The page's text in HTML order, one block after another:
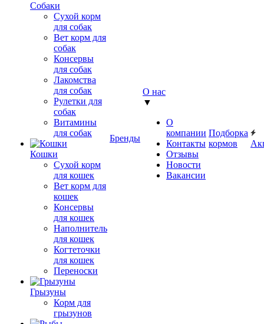
Собаки
Сухой корм
для собак
Вет корм для
собак
Консервы
для собак
Лакомства
для собак
Рулетки для
собак
Витамины
для собак
Кошки
Сухой корм
для кошек
Вет корм для
кошек
Консервы
для кошек
Наполнитель
для кошек
Когтеточки
для кошек
Переноски
Грызуны
Корм для
грызунов
Бренды
О нас
▼
О
компании
Контакты
Отзывы
Новости
Вакансии
Подборка
кормов